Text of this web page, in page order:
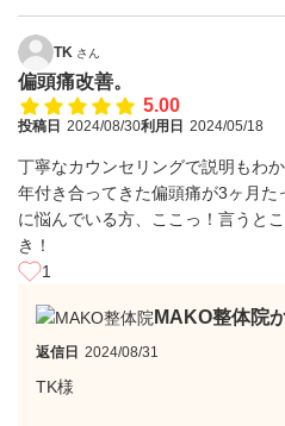
TK さん
偏頭痛改善。
5.00
投稿日 2024/08/30利用日 2024/05/18
丁寧なカウンセリングで説明もわ
年付き合ってきた偏頭痛が3ヶ月
に悩んでいる方、ここっ！言うと
き！
1
MAKO整体院
返信日 2024/08/31
TK様